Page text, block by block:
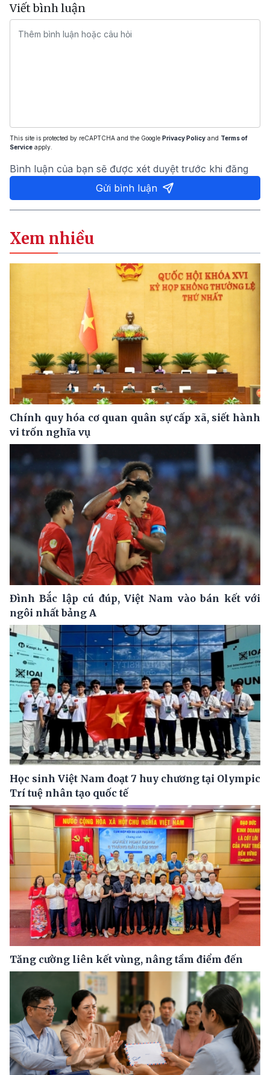
Viết bình luận
This site is protected by reCAPTCHA and the Google Privacy Policy and Terms of
Service apply.
Bình luận của bạn sẽ được xét duyệt trước khi đăng
Gửi bình luận
Xem nhiều
Chính quy hóa cơ quan quân sự cấp xã, siết hành
vi trốn nghĩa vụ
Đình Bắc lập cú đúp, Việt Nam vào bán kết với
ngôi nhất bảng A
Học sinh Việt Nam đoạt 7 huy chương tại Olympic
Trí tuệ nhân tạo quốc tế
Tăng cường liên kết vùng, nâng tầm điểm đến